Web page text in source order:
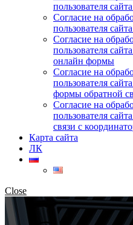
пользователя
Согласие на
пользователя
Согласие на
пользователя
онлайн формы
Согласие на
пользователя
формы обратной
Согласие на
пользователя
связи с
Карта сайта
ЛК
Close